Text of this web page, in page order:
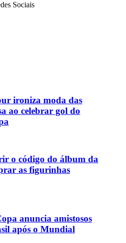
Sociais
ironiza moda das
ao celebrar gol do
o código do álbum da
as figurinhas
anuncia amistosos
após o Mundial